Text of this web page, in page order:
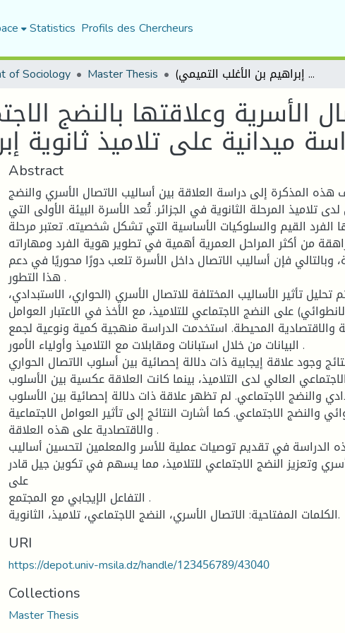
Statistics Profils des Chercheurs
of Sociology Master Thesis أساليب الاتصال الأسرية وعلاقتها بالنضج الاجتماعي لدى تلاميذ المرحلة الثانوية (دراسة ميدانية على تلاميذ ثانوية إبراهيم بن الأغلب التميمي)
الأسرية وعلاقتها بالنضج
ميدانية على تلاميذ ثانوية
Abstract
المذكرة إلى دراسة العلاقة بين أساليب الاتصال الأسري والنضج
تلاميذ المرحلة الثانوية في الجزائر. تُعد الأسرة البيئة الأولى التي
الفرد القيم والسلوكيات الأساسية التي تشكل شخصيته. تعتبر مرحلة
من أكثر المراحل العمرية أهمية في تطوير هوية الفرد ومهاراته
وبالتالي فإن أساليب الاتصال داخل الأسرة تلعب دورًا محوريًا في دعم
هذا التطور .
تحليل تأثير الأساليب المختلفة للاتصال الأسري (الحواري، الاستبدادي،
على النضج الاجتماعي للتلاميذ، مع الأخذ في الاعتبار العوامل
والاقتصادية المحيطة. استخدمت الدراسة منهجية كمية ونوعية لجمع
البيانات من خلال استبانات ومقابلات مع التلاميذ وأولياء الأمور .
وجود علاقة إيجابية ذات دلالة إحصائية بين أسلوب الاتصال الحواري
العالي لدى التلاميذ، بينما كانت العلاقة عكسية بين الأسلوب
والنضج الاجتماعي. لم تظهر علاقة ذات دلالة إحصائية بين الأسلوب
والنضج الاجتماعي. كما أشارت النتائج إلى تأثير العوامل الاجتماعية
والاقتصادية على هذه العلاقة .
الدراسة في تقديم توصيات عملية للأسر والمعلمين لتحسين أساليب
وتعزيز النضج الاجتماعي للتلاميذ، مما يسهم في تكوين جيل قادر
على
التفاعل الإيجابي مع المجتمع .
الكلمات المفتاحية: الاتصال الأسري، النضج الاجتماعي، تلاميذ، الثانوية.
URI
https://depot.univ-msila.dz/handle/123456789/43040
Collections
Master Thesis